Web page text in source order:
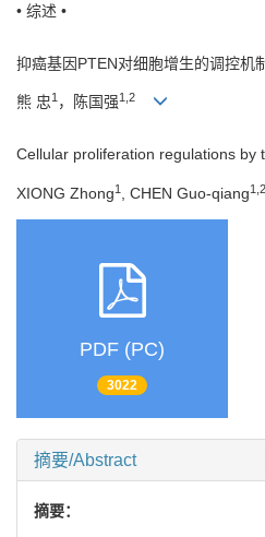
• 综述 •
抑癌基因PTEN对细胞增生的调控机
熊 忠1 ，陈国强1,2
Cellular proliferation regulations by
XIONG Zhong1 , CHEN Guo-qiang1,2
PDF (PC)
3022
摘要/Abstract
摘要：